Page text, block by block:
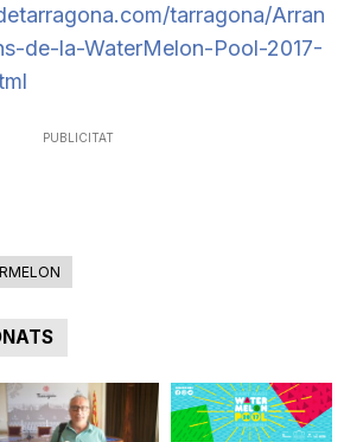
tarragona/Arran
de-la-WaterMelon-Pool-2017-
PUBLICITAT